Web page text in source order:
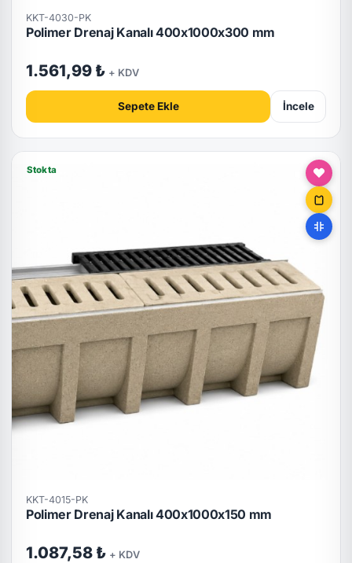
KKT-4030-PK
Polimer Drenaj Kanalı 400x1000x300 mm
1.561,99 ₺ + KDV
Sepete Ekle İncele
Stokta
KKT-4015-PK
Polimer Drenaj Kanalı 400x1000x150 mm
1.087,58 ₺ + KDV